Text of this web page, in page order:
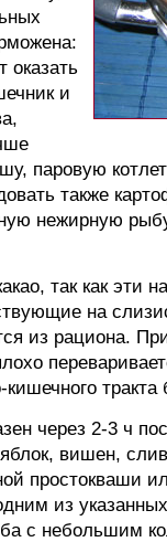
оказать
и
паровую
также
нежирную
так как эти
на
из рациона.
тракта
через 2-3 ч
яблок, вишен,
простокваши
из
с небольшим